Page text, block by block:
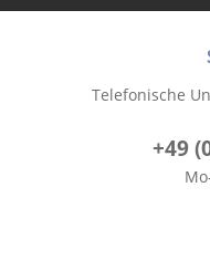
Telefonische
+49